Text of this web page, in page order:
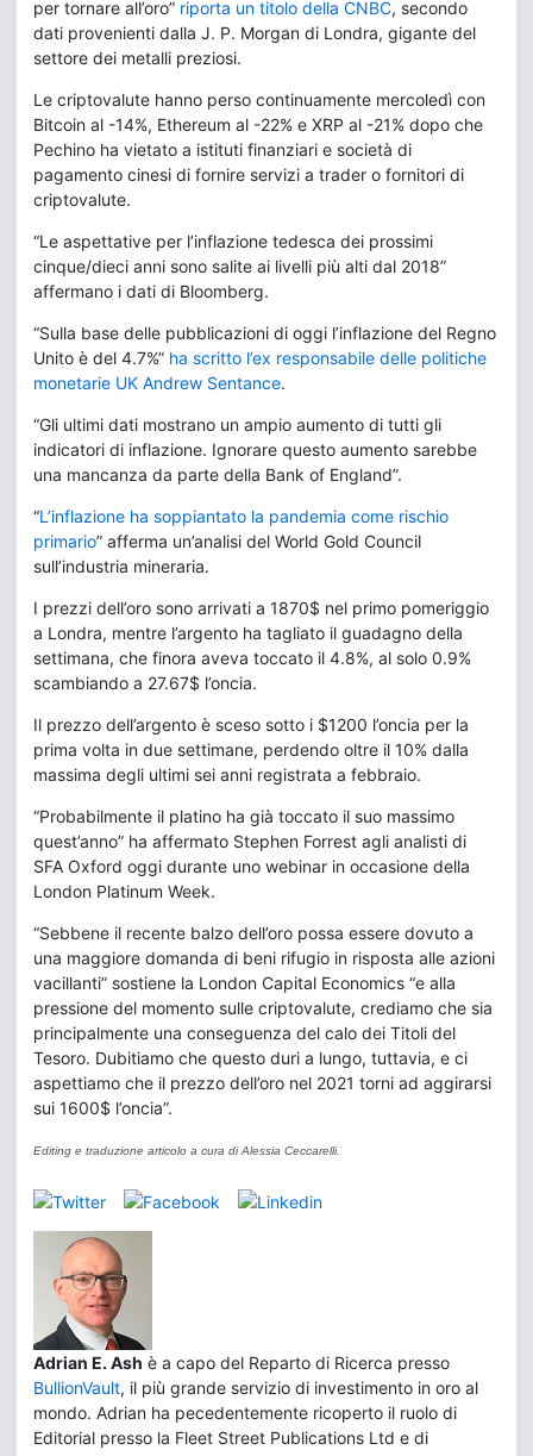
per tornare all’oro” riporta un titolo della CNBC, secondo
dati provenienti dalla J. P. Morgan di Londra, gigante del
settore dei metalli preziosi.
Le criptovalute hanno perso continuamente mercoledì con
Bitcoin al -14%, Ethereum al -22% e XRP al -21% dopo che
Pechino ha vietato a istituti finanziari e società di
pagamento cinesi di fornire servizi a trader o fornitori di
criptovalute.
“Le aspettative per l’inflazione tedesca dei prossimi
cinque/dieci anni sono salite ai livelli più alti dal 2018”
affermano i dati di Bloomberg.
“Sulla base delle pubblicazioni di oggi l’inflazione del Regno
Unito è del 4.7%” ha scritto l’ex responsabile delle politiche
monetarie UK Andrew Sentance.
“Gli ultimi dati mostrano un ampio aumento di tutti gli
indicatori di inflazione. Ignorare questo aumento sarebbe
una mancanza da parte della Bank of England”.
“L’inflazione ha soppiantato la pandemia come rischio
primario” afferma un’analisi del World Gold Council
sull’industria mineraria.
I prezzi dell’oro sono arrivati a 1870$ nel primo pomeriggio
a Londra, mentre l’argento ha tagliato il guadagno della
settimana, che finora aveva toccato il 4.8%, al solo 0.9%
scambiando a 27.67$ l’oncia.
Il prezzo dell’argento è sceso sotto i $1200 l’oncia per la
prima volta in due settimane, perdendo oltre il 10% dalla
massima degli ultimi sei anni registrata a febbraio.
“Probabilmente il platino ha già toccato il suo massimo
quest’anno” ha affermato Stephen Forrest agli analisti di
SFA Oxford oggi durante uno webinar in occasione della
London Platinum Week.
“Sebbene il recente balzo dell’oro possa essere dovuto a
una maggiore domanda di beni rifugio in risposta alle azioni
vacillanti” sostiene la London Capital Economics “e alla
pressione del momento sulle criptovalute, crediamo che sia
principalmente una conseguenza del calo dei Titoli del
Tesoro. Dubitiamo che questo duri a lungo, tuttavia, e ci
aspettiamo che il prezzo dell’oro nel 2021 torni ad aggirarsi
sui 1600$ l’oncia”.
Editing e traduzione articolo a cura di Alessia Ceccarelli.
Adrian E. Ash è a capo del Reparto di Ricerca presso
BullionVault, il più grande servizio di investimento in oro al
mondo. Adrian ha pecedentemente ricoperto il ruolo di
Editorial presso la Fleet Street Publications Ltd e di